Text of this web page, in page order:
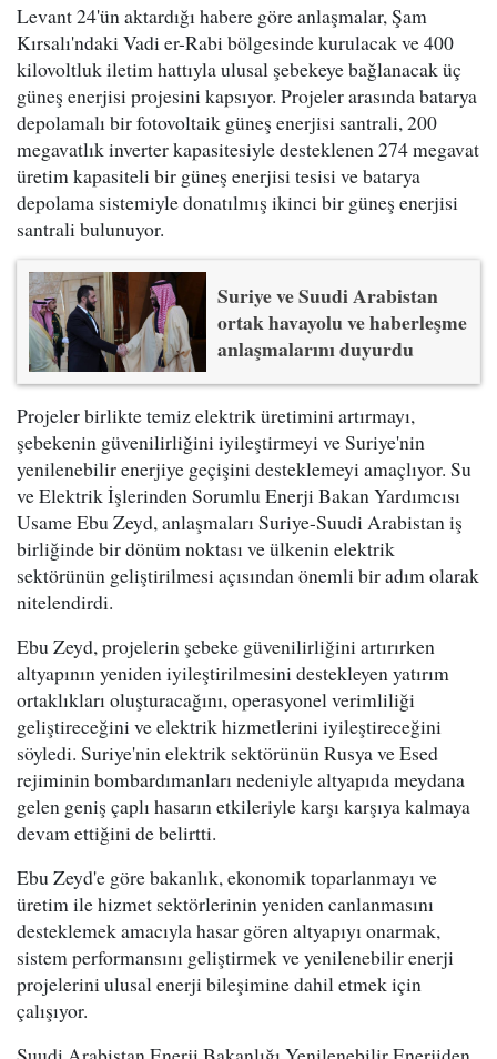
Levant 24'ün aktardığı habere göre anlaşmalar, Şam
Kırsalı'ndaki Vadi er-Rabi bölgesinde kurulacak ve 400
kilovoltluk iletim hattıyla ulusal şebekeye bağlanacak üç
güneş enerjisi projesini kapsıyor. Projeler arasında batarya
depolamalı bir fotovoltaik güneş enerjisi santrali, 200
megavatlık inverter kapasitesiyle desteklenen 274 megavat
üretim kapasiteli bir güneş enerjisi tesisi ve batarya
depolama sistemiyle donatılmış ikinci bir güneş enerjisi
santrali bulunuyor.
Suriye ve Suudi Arabistan
ortak havayolu ve haberleşme
anlaşmalarını duyurdu
Projeler birlikte temiz elektrik üretimini artırmayı,
şebekenin güvenilirliğini iyileştirmeyi ve Suriye'nin
yenilenebilir enerjiye geçişini desteklemeyi amaçlıyor. Su
ve Elektrik İşlerinden Sorumlu Enerji Bakan Yardımcısı
Usame Ebu Zeyd, anlaşmaları Suriye-Suudi Arabistan iş
birliğinde bir dönüm noktası ve ülkenin elektrik
sektörünün geliştirilmesi açısından önemli bir adım olarak
nitelendirdi.
Ebu Zeyd, projelerin şebeke güvenilirliğini artırırken
altyapının yeniden iyileştirilmesini destekleyen yatırım
ortaklıkları oluşturacağını, operasyonel verimliliği
geliştireceğini ve elektrik hizmetlerini iyileştireceğini
söyledi. Suriye'nin elektrik sektörünün Rusya ve Esed
rejiminin bombardımanları nedeniyle altyapıda meydana
gelen geniş çaplı hasarın etkileriyle karşı karşıya kalmaya
devam ettiğini de belirtti.
Ebu Zeyd'e göre bakanlık, ekonomik toparlanmayı ve
üretim ile hizmet sektörlerinin yeniden canlanmasını
desteklemek amacıyla hasar gören altyapıyı onarmak,
sistem performansını geliştirmek ve yenilenebilir enerji
projelerini ulusal enerji bileşimine dahil etmek için
çalışıyor.